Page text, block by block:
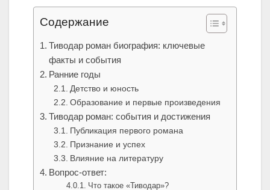
Содержание
Тиводар роман биография: ключевые
факты и события
Ранние годы
Детство и юность
Образование и первые произведения
Тиводар роман: события и достижения
Публикация первого романа
Признание и успех
Влияние на литературу
Вопрос-ответ:
Что такое «Тиводар»?